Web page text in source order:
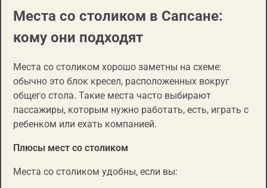
Места со столиком в Сапсане:
кому они подходят
Места со столиком хорошо заметны на схеме:
обычно это блок кресел, расположенных вокруг
общего стола. Такие места часто выбирают
пассажиры, которым нужно работать, есть, играть с
ребенком или ехать компанией.
Плюсы мест со столиком
Места со столиком удобны, если вы: